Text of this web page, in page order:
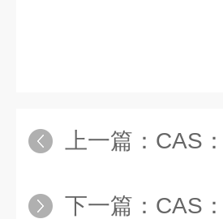
上一篇： CAS：
下一篇： CAS